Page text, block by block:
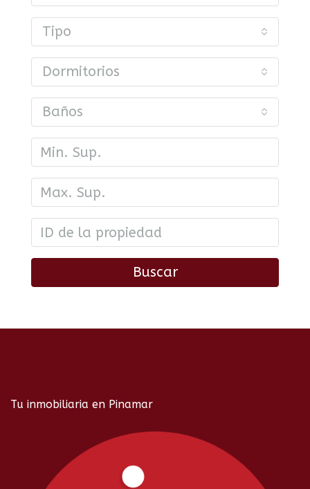
Tipo
Dormitorios
Baños
Buscar
Tu inmobiliaria en Pinamar